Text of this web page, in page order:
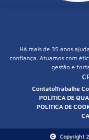
Há mais de 35 anos
confiança. Atuamos com
gestão e
ContatoTrabalhe
POLÍTICA DE
POLÍTICA DE
Copyright